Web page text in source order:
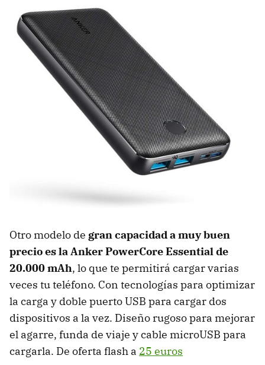
Otro modelo de gran capacidad a muy buen
precio es la Anker PowerCore Essential de
20.000 mAh, lo que te permitirá cargar varias
veces tu teléfono. Con tecnologías para optimizar
la carga y doble puerto USB para cargar dos
dispositivos a la vez. Diseño rugoso para mejorar
el agarre, funda de viaje y cable microUSB para
cargarla. De oferta flash a 25 euros